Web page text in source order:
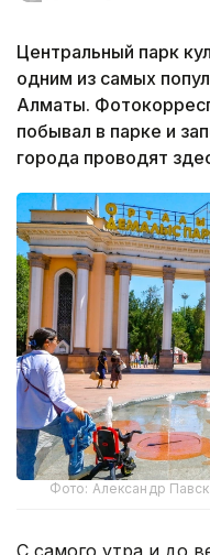
Центральный парк
одним из самых
Алматы.
побывал в парке и
города проводят
Фото: Александр